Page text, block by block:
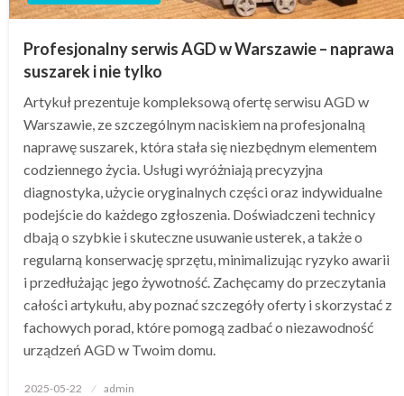
Profesjonalny serwis AGD w Warszawie – naprawa
suszarek i nie tylko
Artykuł prezentuje kompleksową ofertę serwisu AGD w
Warszawie, ze szczególnym naciskiem na profesjonalną
naprawę suszarek, która stała się niezbędnym elementem
codziennego życia. Usługi wyróżniają precyzyjna
diagnostyka, użycie oryginalnych części oraz indywidualne
podejście do każdego zgłoszenia. Doświadczeni technicy
dbają o szybkie i skuteczne usuwanie usterek, a także o
regularną konserwację sprzętu, minimalizując ryzyko awarii
i przedłużając jego żywotność. Zachęcamy do przeczytania
całości artykułu, aby poznać szczegóły oferty i skorzystać z
fachowych porad, które pomogą zadbać o niezawodność
urządzeń AGD w Twoim domu.
Opublikowane
2025-05-22 admin